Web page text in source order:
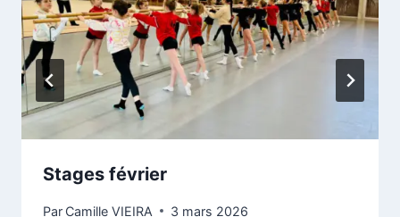
Stages février
Par Camille VIEIRA 3 mars 2026